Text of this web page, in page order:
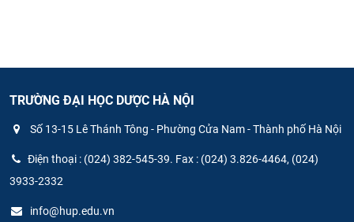
TRƯỜNG ĐẠI HỌC DƯỢC HÀ NỘI
Số 13-15 Lê Thánh Tông - Phường Cửa Nam - Thành phố Hà Nội
Điện thoại : (024) 382-545-39. Fax : (024) 3.826-4464, (024)
3933-2332
info@hup.edu.vn